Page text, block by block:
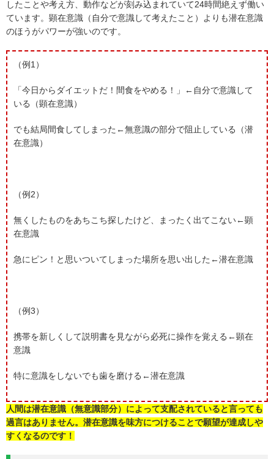
したことや考え方、動作などが刻み込まれていて24時間絶えず働い
ています。顕在意識（自分で意識して考えたこと）よりも潜在意識
のほうがパワーが強いのです。
（例1）
「今日からダイエットだ！間食をやめる！」←自分で意識して
いる（顕在意識）
でも結局間食してしまった←無意識の部分で阻止している（潜
在意識）
（例2）
無くしたものをあちこち探したけど、まったく出てこない←顕
在意識
急にピン！と思いついてしまった場所を思い出した←潜在意識
（例3）
携帯を新しくして説明書を見ながら必死に操作を覚える←顕在
意識
特に意識をしないでも歯を磨ける←潜在意識
人間は潜在意識（無意識部分）によって支配されていると言っても
過言はありません。潜在意識を味方につけることで願望が達成しや
すくなるのです！